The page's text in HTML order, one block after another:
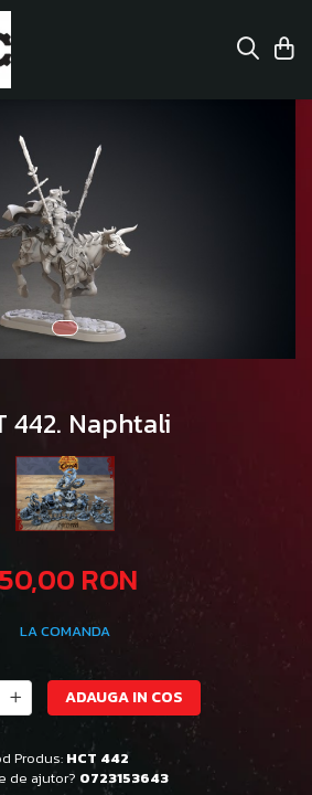
442. Naphtali
50,00 RON
LA COMANDA
ADAUGA IN COS
Produs: HCT 442
de ajutor? 0723153643